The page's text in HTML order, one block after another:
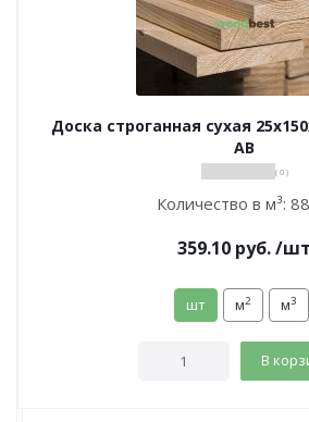
Доска строганная сухая
АВ
( 0 )
Количество в м³:
359.10 руб./шт
шт м2 м3
В